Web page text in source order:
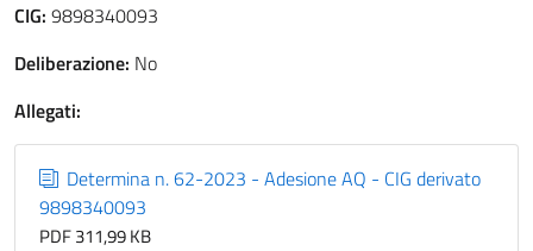
CIG: 9898340093
Deliberazione: No
Allegati:
Determina n. 62-2023 - Adesione AQ - CIG derivato
9898340093
PDF 311,99 KB